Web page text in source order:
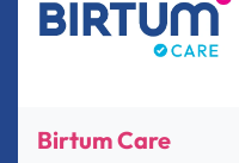
Birtum Care